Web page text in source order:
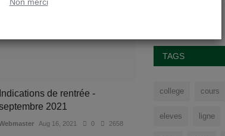
Indications de rentrée -
2021
Aug 16, 2021 0 2658
TAGS
college cours
eleves ligne